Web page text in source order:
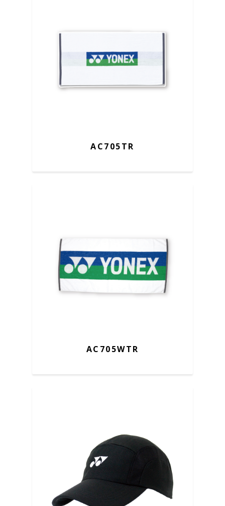
AC705TR
AC705WTR